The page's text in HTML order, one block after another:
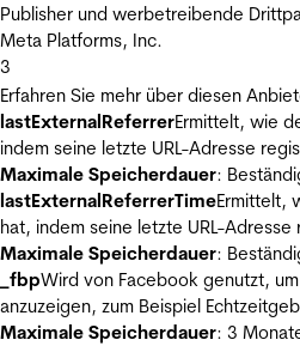
Publisher und werbetreibende
Meta Platforms, Inc.
3
Erfahren Sie mehr über diesen
lastExternalReferrerErmittelt, wie
indem seine letzte URL-Adresse
Maximale Speicherdauer:
lastExternalReferrerTimeErmittelt,
hat, indem seine letzte URL-
Maximale Speicherdauer:
_fbpWird von Facebook genutzt,
anzuzeigen, zum Beispiel
Maximale Speicherdauer: 3